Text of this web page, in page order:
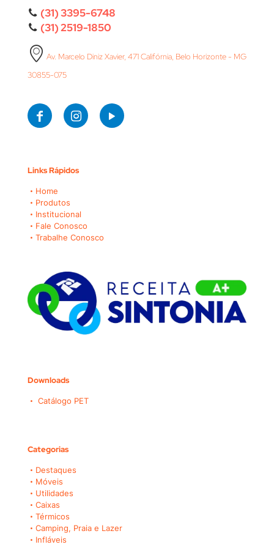
(31) 3395-6748
(31) 2519-1850
Av. Marcelo Diniz Xavier, 471 Califórnia, Belo Horizonte - MG
30855-075
Links Rápidos
Home
Produtos
Institucional
Fale Conosco
Trabalhe Conosco
Downloads
Catálogo PET
Categorias
Destaques
Móveis
Utilidades
Caixas
Térmicos
Camping, Praia e Lazer
Infláveis